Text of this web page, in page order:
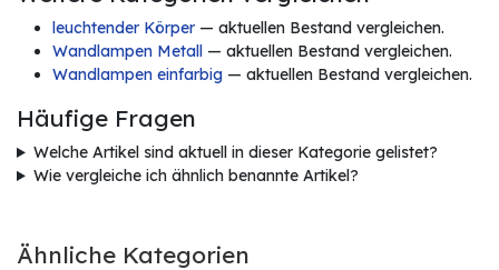
leuchtender Körper — aktuellen Bestand vergleichen.
Wandlampen Metall — aktuellen Bestand vergleichen.
Wandlampen einfarbig — aktuellen Bestand vergleichen.
Häufige Fragen
Welche Artikel sind aktuell in dieser Kategorie gelistet?
Wie vergleiche ich ähnlich benannte Artikel?
Ähnliche Kategorien